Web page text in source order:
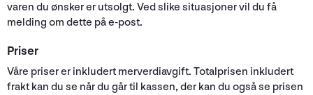
varen du ønsker er utsolgt. Ved slike situasjoner vil du få
melding om dette på e-post.
Priser
Våre priser er inkludert merverdiavgift. Totalprisen inkludert
frakt kan du se når du går til kassen, der kan du også se prisen